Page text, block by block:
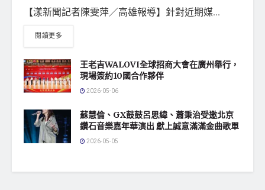
【漾新聞記者陳雯萍／高雄報導】針對近期媒...
閱讀更多
王老吉WALOVI全球招商大會在廣州舉行，
現場簽約10國合作夥伴
2026-05-06
蘇慧倫、GX鼓鼓呂思緯、蕭秉治受邀北京
鑽石音樂嘉年華演出 獻上誠意滿滿金曲歌單
2026-05-05